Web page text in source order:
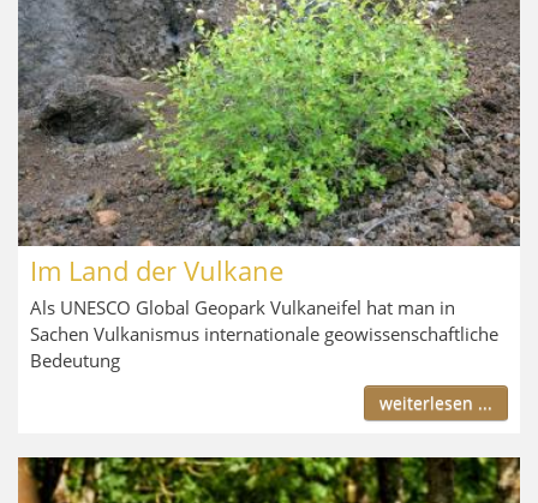
Im Land der Vulkane
Als UNESCO Global Geopark Vulkaneifel hat man in
Sachen Vulkanismus internationale geowissenschaftliche
Bedeutung
weiterlesen ...